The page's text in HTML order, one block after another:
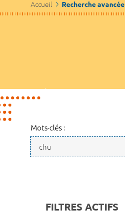
Accueil Recherche avancée
Mots-clés :
FILTRES ACTIFS